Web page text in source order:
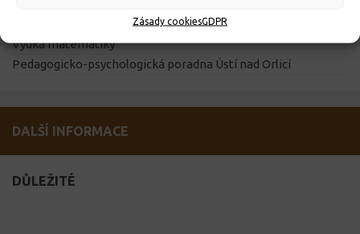
Zásady cookiesGDPR
Výuka matematiky
Pedagogicko-psychologická poradna Ústí nad Orlicí
DALŠÍ INFORMACE
DŮLEŽITÉ